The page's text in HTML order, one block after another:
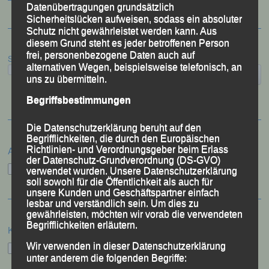
Suchen
Archiv
Archiv
Kategorien
Kategorien
Datenübertragungen grundsätzlich
Sicherheitslücken aufweisen, sodass ein absoluter
Schutz nicht gewährleistet werden kann. Aus
diesem Grund steht es jeder betroffenen Person
frei, personenbezogene Daten auch auf
alternativen Wegen, beispielsweise telefonisch, an
uns zu übermitteln.
Begriffsbestimmungen
Die Datenschutzerklärung beruht auf den
Begrifflichkeiten, die durch den Europäischen
Richtlinien- und Verordnungsgeber beim Erlass
der Datenschutz-Grundverordnung (DS-GVO)
verwendet wurden. Unsere Datenschutzerklärung
soll sowohl für die Öffentlichkeit als auch für
unsere Kunden und Geschäftspartner einfach
lesbar und verständlich sein. Um dies zu
gewährleisten, möchten wir vorab die verwendeten
Begrifflichkeiten erläutern.
Wir verwenden in dieser Datenschutzerklärung
unter anderem die folgenden Begriffe: